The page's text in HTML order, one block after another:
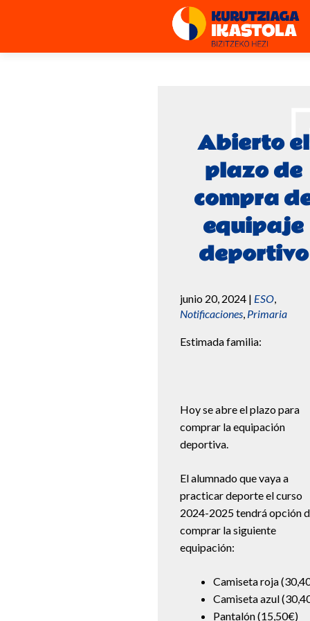
Abierto el
plazo de
compra
equipaje
deportivo
junio 20, 2024 | ESO,
Notificaciones, Primaria
Estimada familia:
Hoy se abre el plazo para
comprar la equipación
deportiva.
El alumnado que vaya a
practicar deporte el curso
2024-2025 tendrá opción
comprar la siguiente
equipación:
Camiseta roja
Camiseta azul
Pantalón (15,50€)